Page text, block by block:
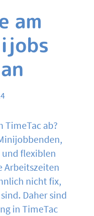
am
TimeTac ab?
flexiblen
Arbeitszeiten
nicht fix,
Daher sind
in TimeTac